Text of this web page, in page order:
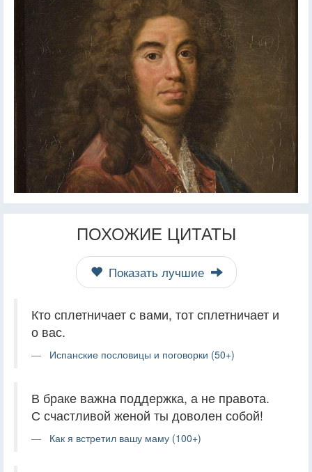
ПОХОЖИЕ ЦИТАТЫ
Показать лучшие
Кто сплетничает с вами, тот сплетничает и
о вас.
Испанские пословицы и поговорки (50+)
В браке важна поддержка, а не правота.
С счастливой женой ты доволен собой!
Как я встретил вашу маму (100+)